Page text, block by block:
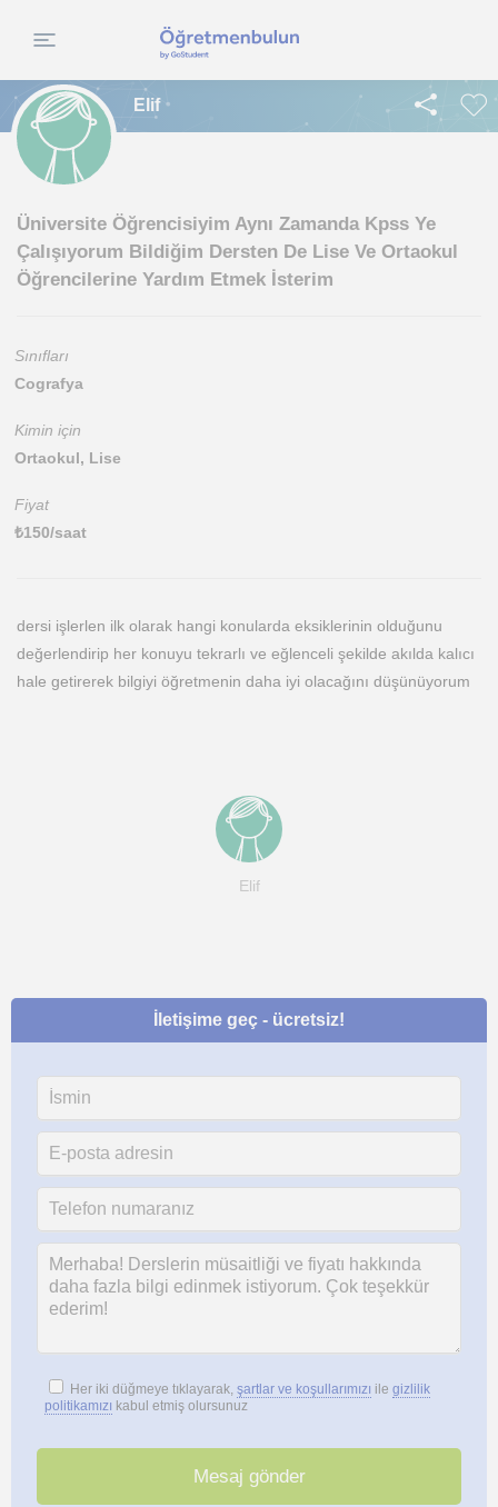
Elif
Üniversite Öğrencisiyim Aynı Zamanda Kpss Ye
Çalışıyorum Bildiğim Dersten De Lise Ve Ortaokul
Öğrencilerine Yardım Etmek İsterim
Sınıfları
Cografya
Kimin için
Ortaokul, Lise
Fiyat
₺150/saat
dersi işlerlen ilk olarak hangi konularda eksiklerinin olduğunu
değerlendirip her konuyu tekrarlı ve eğlenceli şekilde akılda kalıcı
hale getirerek bilgiyi öğretmenin daha iyi olacağını düşünüyorum
Elif
İletişime geç - ücretsiz!
Her iki düğmeye tıklayarak, şartlar ve koşullarımızı ile gizlilik
politikamızı kabul etmiş olursunuz